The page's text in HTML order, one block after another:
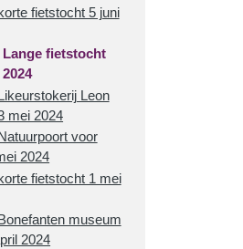
fietstocht 5 juni
fietstocht
Leon
mei 2024
voor
2024
fietstocht 1 mei
museum
2024